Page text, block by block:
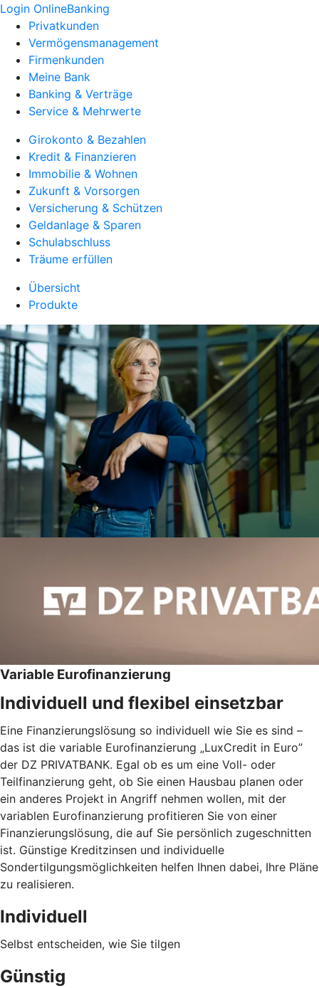
Login OnlineBanking
Privatkunden
Vermögensmanagement
Firmenkunden
Meine Bank
Banking & Verträge
Service & Mehrwerte
Girokonto & Bezahlen
Kredit & Finanzieren
Immobilie & Wohnen
Zukunft & Vorsorgen
Versicherung & Schützen
Geldanlage & Sparen
Schulabschluss
Träume erfüllen
Übersicht
Produkte
Variable Eurofinanzierung
Individuell und flexibel einsetzbar
Eine Finanzierungslösung so individuell wie Sie es sind –
das ist die variable Eurofinanzierung „LuxCredit in Euro”
der DZ PRIVATBANK. Egal ob es um eine Voll- oder
Teilfinanzierung geht, ob Sie einen Hausbau planen oder
ein anderes Projekt in Angriff nehmen wollen, mit der
variablen Eurofinanzierung profitieren Sie von einer
Finanzierungslösung, die auf Sie persönlich zugeschnitten
ist. Günstige Kreditzinsen und individuelle
Sondertilgungsmöglichkeiten helfen Ihnen dabei, Ihre Pläne
zu realisieren.
Individuell
Selbst entscheiden, wie Sie tilgen
Günstig